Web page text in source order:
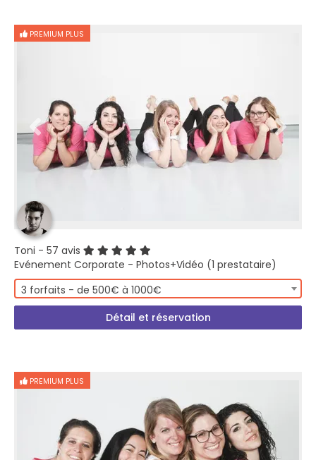
PREMIUM PLUS
Toni - 57 avis
Evénement Corporate - Photos+Vidéo (1 prestataire)
3 forfaits - de 500€ à 1000€
Détail et réservation
PREMIUM PLUS